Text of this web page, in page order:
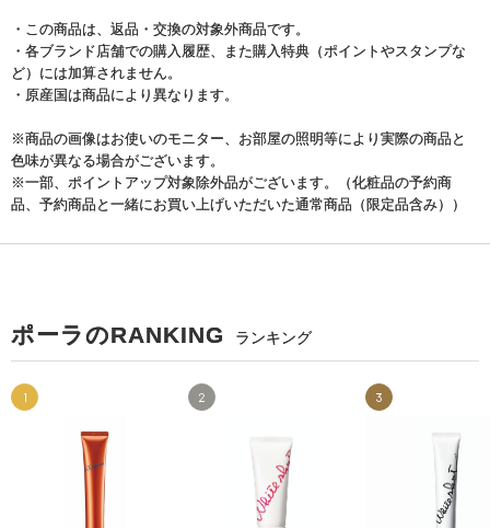
・この商品は、返品・交換の対象外商品です。
・各ブランド店舗での購入履歴、また購入特典（ポイントやスタンプな
ど）には加算されません。
・原産国は商品により異なります。
※商品の画像はお使いのモニター、お部屋の照明等により実際の商品と
色味が異なる場合がございます。
※一部、ポイントアップ対象除外品がございます。（化粧品の予約商
品、予約商品と一緒にお買い上げいただいた通常商品（限定品含み））
ポーラのRANKING ランキング
1 2 3